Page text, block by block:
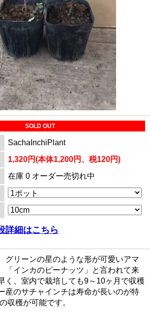
SOLD OUT
SachaInchiPlant
1,320円(本体1,200円、税120円)
在庫 0 オーダー売切れ中
詳細はこちら
グリーンの星のような形が可愛いアマ
「インカのピーナッツ」と言われて来
、室内で栽培しても9～10ヶ月で収穫
のサチャインチは寿命が長いのが特
収穫が可能です。